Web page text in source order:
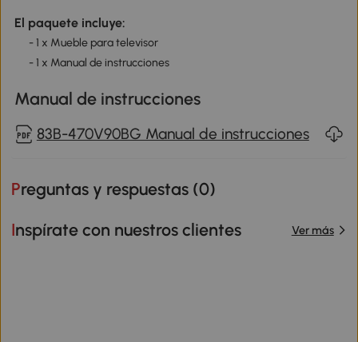
El paquete incluye:
- 1 x Mueble para televisor
- 1 x Manual de instrucciones
Manual de instrucciones
83B-470V90BG Manual de instrucciones
Preguntas y respuestas (0)
Inspírate con nuestros clientes Ver más